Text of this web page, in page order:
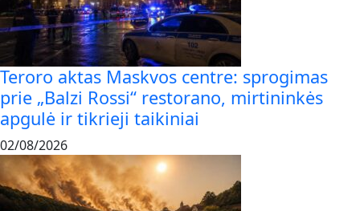
Teroro aktas Maskvos centre: sprogimas
prie „Balzi Rossi“ restorano, mirtininkės
apgulė ir tikrieji taikiniai
02/08/2026